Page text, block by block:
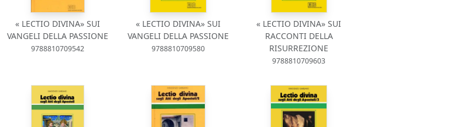
« LECTIO DIVINA» SUI
VANGELI DELLA PASSIONE
9788810709542
« LECTIO DIVINA» SUI
VANGELI DELLA PASSIONE
9788810709580
« LECTIO DIVINA» SUI
RACCONTI DELLA
RISURREZIONE
9788810709603